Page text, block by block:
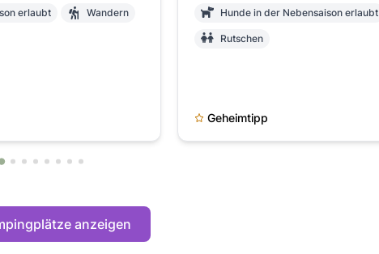
erlaubt Wandern Hunde in der Nebensaison erlaubt
Rutschen
Geheimtipp
anzeigen